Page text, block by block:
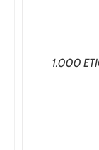
1.000